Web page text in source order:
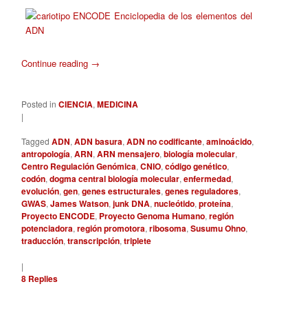
Continue reading →
Posted in CIENCIA, MEDICINA
|
Tagged ADN, ADN basura, ADN no codificante, aminoácido,
antropología, ARN, ARN mensajero, biología molecular,
Centro Regulación Genómica, CNIO, código genético,
codón, dogma central biología molecular, enfermedad,
evolución, gen, genes estructurales, genes reguladores,
GWAS, James Watson, junk DNA, nucleótido, proteína,
Proyecto ENCODE, Proyecto Genoma Humano, región
potenciadora, región promotora, ribosoma, Susumu Ohno,
traducción, transcripción, triplete
|
8Replies